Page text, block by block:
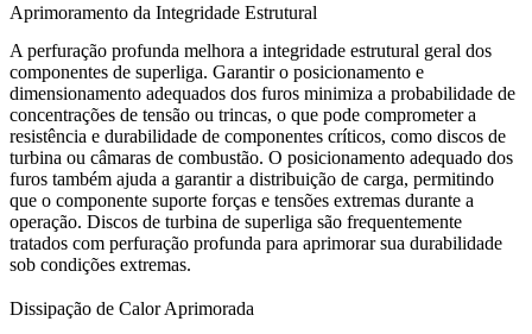
Aprimoramento da Integridade Estrutural
A perfuração profunda melhora a integridade estrutural geral dos
componentes de superliga. Garantir o posicionamento e
dimensionamento adequados dos furos minimiza a probabilidade de
concentrações de tensão ou trincas, o que pode comprometer a
resistência e durabilidade de componentes críticos, como discos de
turbina ou câmaras de combustão. O posicionamento adequado dos
furos também ajuda a garantir a distribuição de carga, permitindo
que o componente suporte forças e tensões extremas durante a
operação. Discos de turbina de superliga são frequentemente
tratados com perfuração profunda para aprimorar sua durabilidade
sob condições extremas.
Dissipação de Calor Aprimorada